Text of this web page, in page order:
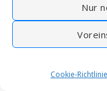
Nur
Cookie-Richtlinie